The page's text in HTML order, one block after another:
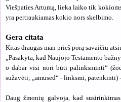
Viešpaties Artumą, lieka laiko tik
yra pertraukiamas kokio nors skelbimo.
Gera citata
Kitas draugas man prieš porą savaičių
„Pasakyta, kad Naujojo Testamento
o dabar visi nori būti palinksminti“
sužavėti; „amused“ - linksmi, patenkinti)
Daug žmonių galvoja, kad